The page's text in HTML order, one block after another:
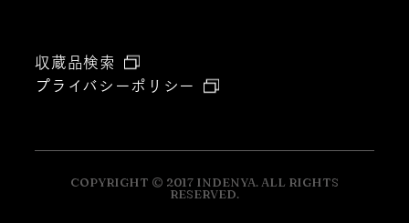
収蔵品検索
プライバシーポリシー
COPYRIGHT © 2017 INDENYA. ALL RIGHTS
RESERVED.